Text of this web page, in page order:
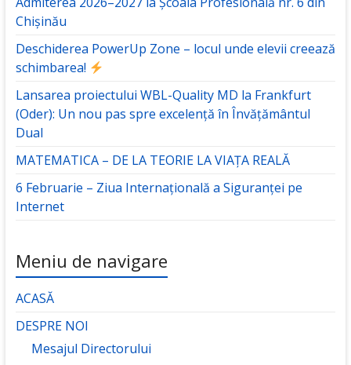
Chișinău
Deschiderea PowerUp Zone – locul unde elevii creează
schimbarea!
Lansarea proiectului WBL-Quality MD la Frankfurt
(Oder): Un nou pas spre excelență în Învățământul
Dual
MATEMATICA – DE LA TEORIE LA VIAȚA REALĂ
6 Februarie – Ziua Internațională a Siguranței pe
Internet
Meniu de navigare
ACASĂ
DESPRE NOI
Mesajul Directorului